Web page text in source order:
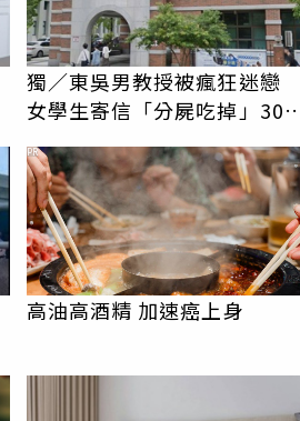
獨／東吳男教授被瘋狂迷
女學生寄信「分屍吃掉」30
高油高酒精 加速癌上身
PR